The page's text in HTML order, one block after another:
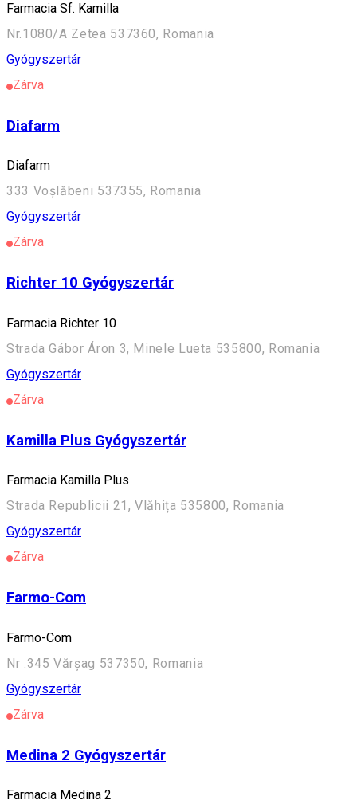
Farmacia Sf. Kamilla
Nr.1080/A Zetea 537360, Romania
Gyógyszertár
Zárva
Diafarm
Diafarm
333 Voșlăbeni 537355, Romania
Gyógyszertár
Zárva
Richter 10 Gyógyszertár
Farmacia Richter 10
Strada Gábor Áron 3, Minele Lueta 535800, Romania
Gyógyszertár
Zárva
Kamilla Plus Gyógyszertár
Farmacia Kamilla Plus
Strada Republicii 21, Vlăhița 535800, Romania
Gyógyszertár
Zárva
Farmo-Com
Farmo-Com
Nr .345 Vărșag 537350, Romania
Gyógyszertár
Zárva
Medina 2 Gyógyszertár
Farmacia Medina 2